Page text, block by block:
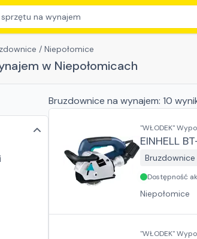
sprzętu na wynajem
/ Niepołomice
w Niepołomicach
Bruzdownice na wynajem: 10
"WŁODEK"
EINHELL
Bruzdownice
Dostępność
Niepołomice
"WŁODEK"